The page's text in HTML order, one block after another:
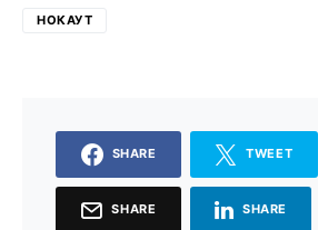
НОКАУТ
SHARE TWEET
SHARE SHARE